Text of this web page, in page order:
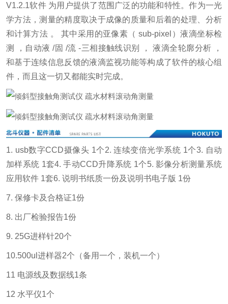
V1.2.1软件 为用户提供了范围广泛的功能和特性。作为一光
学方法，测量的精度取决于成像的质量和后着的处理、分析
和计算方法 。 其中采用的亚像素（ sub-pixel）液滴坐标检
测 ，自动液 /固 /流 -三相接触线识别 ， 液滴全轮廓分析 ，
和基于连续信息反馈的液滴监视功能等构成了软件的核心组
件，而且这一切又都能实时完成。
1. usb数字CCD摄像头 1个2. 连续变倍光学系统 1个3. 自动
加样系统 1套4. 手动CCD升降系统 1个5. 影像分析测量系统
应用软件 1套6. 说明书纸质一份及说明书电子版 1份
7. 保修卡及合格证1份
8. 出厂检验报告1份
9. 25G进样针20个
10.500ul进样器2个（备用一个，装机一个）
11 电源线及数据线1条
12 水平仪1个